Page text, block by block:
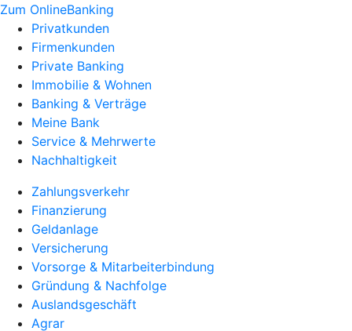
Zum OnlineBanking
Privatkunden
Firmenkunden
Private Banking
Immobilie & Wohnen
Banking & Verträge
Meine Bank
Service & Mehrwerte
Nachhaltigkeit
Zahlungsverkehr
Finanzierung
Geldanlage
Versicherung
Vorsorge & Mitarbeiterbindung
Gründung & Nachfolge
Auslandsgeschäft
Agrar